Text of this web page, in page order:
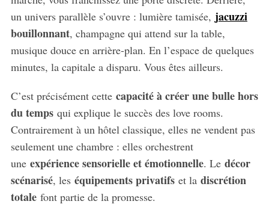
un univers parallèle s’ouvre : lumière tamisée, jacuzzi
bouillonnant, champagne qui attend sur la table,
musique douce en arrière-plan. En l’espace de quelques
minutes, la capitale a disparu. Vous êtes ailleurs.
C’est précisément cette capacité à créer une bulle hors
du tempsqui explique le succès des love rooms.
Contrairement à un hôtel classique, elles ne vendent pas
seulement une chambre : elles orchestrent
une expérience sensorielle et émotionnelle. Le décor
scénarisé, les équipements privatifset la discrétion
totalefont partie de la promesse.